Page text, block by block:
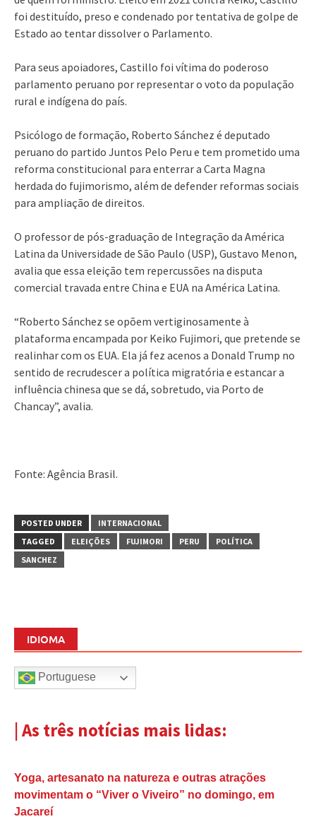
foi destituído, preso e condenado por tentativa de golpe de
Estado ao tentar dissolver o Parlamento.
Para seus apoiadores, Castillo foi vítima do poderoso
parlamento peruano por representar o voto da população
rural e indígena do país.
Psicólogo de formação, Roberto Sánchez é deputado
peruano do partido Juntos Pelo Peru e tem prometido uma
reforma constitucional para enterrar a Carta Magna
herdada do fujimorismo, além de defender reformas sociais
para ampliação de direitos.
O professor de pós-graduação de Integração da América
Latina da Universidade de São Paulo (USP), Gustavo Menon,
avalia que essa eleição tem repercussões na disputa
comercial travada entre China e EUA na América Latina.
“Roberto Sánchez se opõem vertiginosamente à
plataforma encampada por Keiko Fujimori, que pretende se
realinhar com os EUA. Ela já fez acenos a Donald Trump no
sentido de recrudescer a política migratória e estancar a
influência chinesa que se dá, sobretudo, via Porto de
Chancay”, avalia.
Fonte: Agência Brasil.
POSTED UNDER
INTERNACIONAL
TAGGED
ELEIÇÕES FUJIMORI PERU
POLÍTICA
SANCHEZ
IDIOMA
Portuguese
| As três notícias mais lidas:
Yoga, artesanato na natureza e outras atrações
movimentam o “Viver o Viveiro” no domingo, em
Jacareí